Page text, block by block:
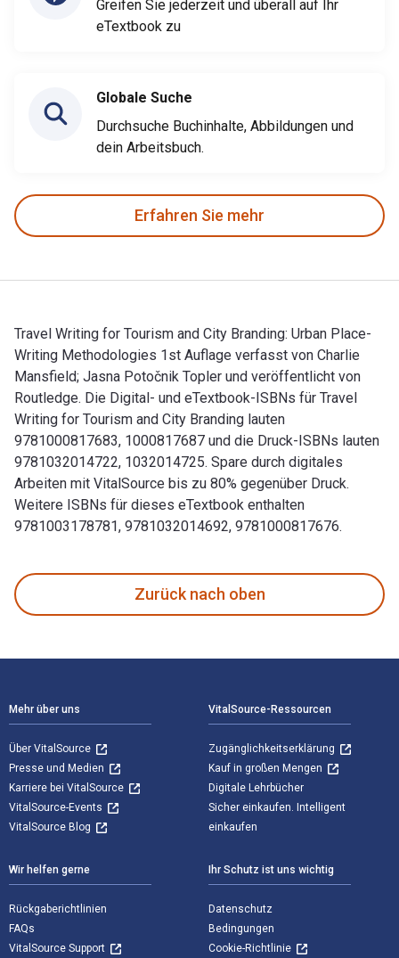
Greifen Sie jederzeit und überall auf Ihr
eTextbook zu
Globale Suche
Durchsuche Buchinhalte, Abbildungen und
dein Arbeitsbuch.
Erfahren Sie mehr
Travel Writing for Tourism and City Branding: Urban Place-
Writing Methodologies 1st Auflage verfasst von Charlie
Mansfield; Jasna Potočnik Topler und veröffentlicht von
Routledge. Die Digital- und eTextbook-ISBNs für Travel
Writing for Tourism and City Branding lauten
9781000817683, 1000817687 und die Druck-ISBNs lauten
9781032014722, 1032014725. Spare durch digitales
Arbeiten mit VitalSource bis zu 80% gegenüber Druck.
Weitere ISBNs für dieses eTextbook enthalten
9781003178781, 9781032014692, 9781000817676.
Zurück nach oben
Mehr über uns
Über VitalSource
Presse und Medien
Karriere bei VitalSource
VitalSource-Events
VitalSource Blog
VitalSource-Ressourcen
Zugänglichkeitserklärung
Kauf in großen Mengen
Digitale Lehrbücher
Sicher einkaufen. Intelligent
einkaufen
Wir helfen gerne
Rückgaberichtlinien
FAQs
VitalSource Support
Ihr Schutz ist uns wichtig
Datenschutz
Bedingungen
Cookie-Richtlinie